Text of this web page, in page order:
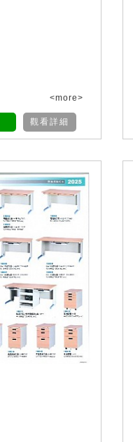
<more>
觀看詳細